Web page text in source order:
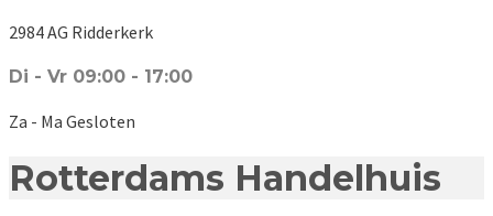
2984 AG Ridderkerk
Di - Vr 09:00 - 17:00
Za - Ma Gesloten
Rotterdams Handelhuis